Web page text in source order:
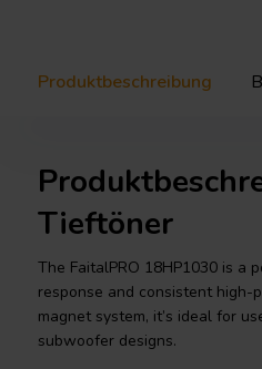
Produktbeschreibung
Tieftöner
The FaitalPRO 18HP1030 is a
response and consistent
magnet system, it’s ideal for
subwoofer designs.